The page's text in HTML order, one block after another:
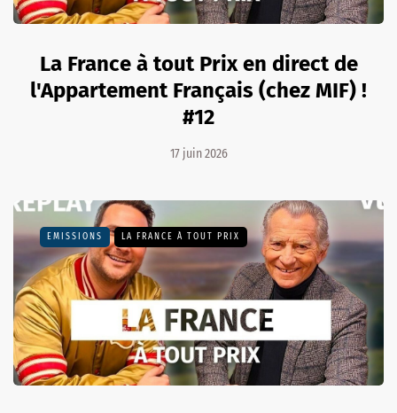
La France à tout Prix en direct de
l'Appartement Français (chez MIF) !
#12
17 juin 2026
EMISSIONS LA FRANCE À TOUT PRIX